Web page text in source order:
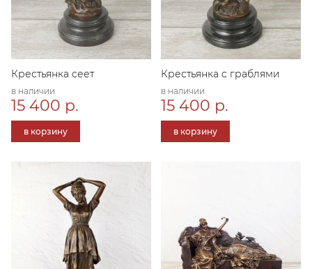
Крестьянка сеет
в наличии
15 400 р.
в корзину
Крестьянка с граблями
в наличии
15 400 р.
в корзину